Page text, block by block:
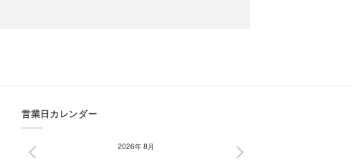
営業日カレンダー
2026年 8月